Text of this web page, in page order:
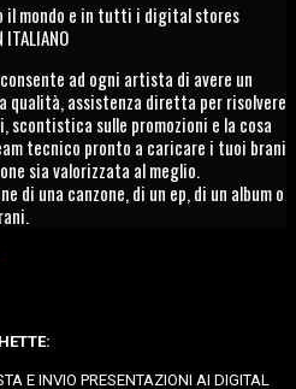
mondo e in tutti i digital stores
ad ogni artista di avere un
assistenza diretta per risolvere
scontistica sulle promozioni e la cosa
tecnico pronto a caricare i tuoi brani
sia valorizzata al meglio.
di una canzone, di un ep, di un album o
E INVIO PRESENTAZIONI AI DIGITAL